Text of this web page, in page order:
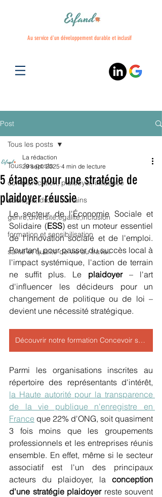
Au service d'un développement durable et inclusif
Post
Tous les posts
communication, plaidoyer, influence
écologie, droits humains
genre,diversité,égalité,inclusion
formation et sensibilisation
santé et qualité de vie au travail
Tous les posts
5 étapes pour une stratégie de
plaidoyer réussie
La rédaction
29 sept. 2025 4 min de lecture
Le secteur de l'Économie Sociale et
Solidaire (ESS) est un moteur essentiel
de l'innovation sociale et de l'emploi.
Pourtant, pour passer du succès local à
l'impact systémique, l'action de terrain
ne suffit plus. Le plaidoyer – l'art
d'influencer les décideurs pour un
changement de politique ou de loi –
devient une nécessité stratégique.
Découvrir notre formation Concevoir sa stratégie de plaidoyer >>>>
Parmi les organisations inscrites au
la Haute autorité pour la transparence
de la vie publique n'enregistre en
France que 22% d'ONG, soit quasiment
3 fois moins que les groupements
professionnels et les entreprises réunis
ensemble. En effet, même si le secteur
associatif est l'un des principaux
acteurs du plaidoyer, la conception
d'une stratégie plaidoyer reste souvent